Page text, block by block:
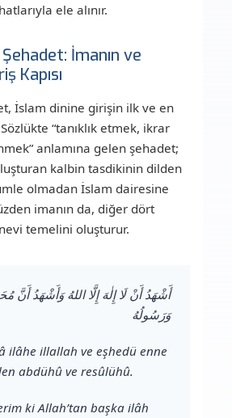
ele alınır.
İmanın ve
Kapısı
İslam dinine girişin ilk ve en
“tanıklık etmek, ikrar
anlamına gelen şehadet;
kalbin tasdikinin dilden
olmadan İslam dairesine
imanın da, diğer dört
temelini oluşturur.
أَشْهَدُ أَنْ لَا إِلٰهَ إِلَّا اللهُ وَأَشْهَدُ أَنَّ
وَرَسُولُهُ
ilâhe illallah ve eşhedü enne
abdühû ve resûlühû.
ki Allah’tan başka ilâh